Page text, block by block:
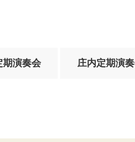
期演奏会 庄内定期演